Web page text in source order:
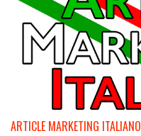
ARTICLE MARKETING ITALIANO